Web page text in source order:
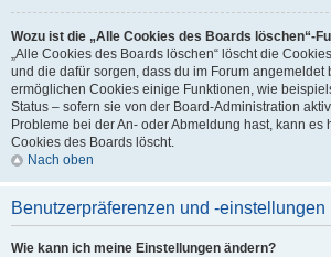
Wozu ist die „Alle Cookies des Boards löschen“-
„Alle Cookies des Boards löschen“ löscht die
und die dafür sorgen, dass du im Forum angemeldet
ermöglichen Cookies einige Funktionen, wie
Status – sofern sie von der Board-Administration
Probleme bei der An- oder Abmeldung hast, kann es
Cookies des Boards löscht.
Nach oben
Benutzerpräferenzen und -einstellungen
Wie kann ich meine Einstellungen ändern?